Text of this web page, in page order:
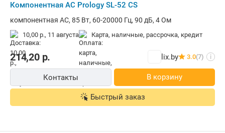
Компонентная АС Prology SL-52 CS
компонентная АС, 85 Вт, 60-20000 Гц, 90 дБ, 4 Ом
10,00 р., 11 августа карта, наличные, рассрочка, кредит
214,20р. lix.by 3.0(7) i
Контакты В корзину
Быстрый заказ